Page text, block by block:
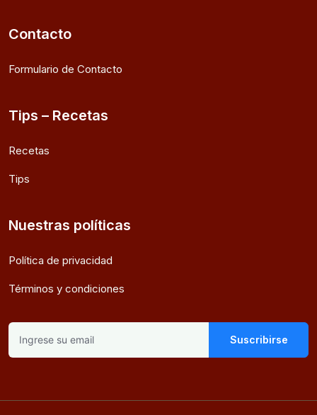
Contacto
Formulario de Contacto
Tips – Recetas
Recetas
Tips
Nuestras políticas
Política de privacidad
Términos y condiciones
Suscribirse